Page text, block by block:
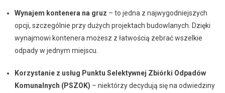
Wynajem kontenera na gruz – to jedna z najwygodniejszych
opcji, szczególnie przy dużych projektach budowlanych. Dzięki
wynajmowi kontenera możesz z łatwością zebrać wszelkie
odpady w jednym miejscu.
Korzystanie z usług Punktu Selektywnej Zbiórki Odpadów
Komunalnych (PSZOK) – niektórzy decydują się na odwiedziny